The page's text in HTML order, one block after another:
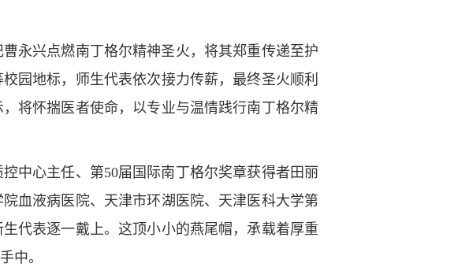
永兴点燃南丁格尔精神圣火，将其郑重传递至护
园地标，师生代表依次接力传薪，最终圣火顺利
将怀揣医者使命，以专业与温情践行南丁格尔精
中心主任、第50届国际南丁格尔奖章获得者田丽
血液病医院、天津市环湖医院、天津医科大学第
代表逐一戴上。这顶小小的燕尾帽，承载着厚重
中。